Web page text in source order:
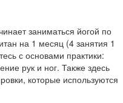
заниматься йогой по
на 1 месяц (4 занятия 1
с основами практики:
рук и ног. Также здесь
которые используются